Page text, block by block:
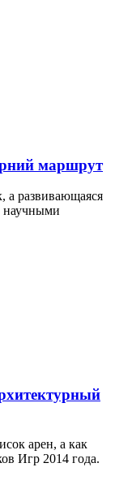
маршрут
развивающаяся
научными
арен, а как
Игр 2014 года.